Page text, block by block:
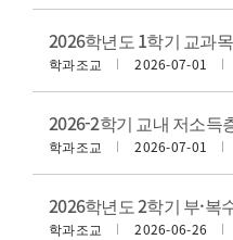
학과조교 2026-07-01
학과조교 2026-07-01
학과조교 2026-06-26